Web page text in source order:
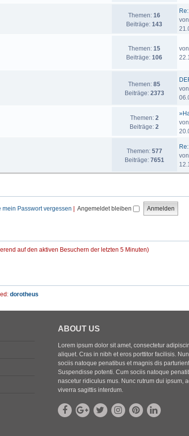
Themen: 16
Beiträge: 143
von
Themen: 15
Beiträge: 106
von
Themen: 85
Beiträge: 2373
von
Themen: 2
Beiträge: 2
von
Themen: 577
Beiträge: 7651
von
mein Passwort vergessen Angemeldet bleiben
auf den aktiven Besuchern der letzten 5 Minuten)
dorotheus
ABOUT US
Lorem ipsum dolor sit amet, consectetur
aliquet. Cras in nibh et eros porttitor facilisis.
sociis natoque penatibus et magnis dis
Suspendisse potenti. Cum sociis natoque
nascetur ridiculus mus. Nunc rutrum dui ipsum,
viverra sagittis interdum.